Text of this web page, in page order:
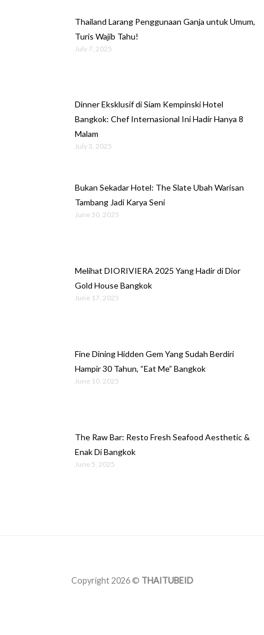
Thailand Larang Penggunaan Ganja untuk Umum,
Turis Wajib Tahu!
July 7, 2025
Dinner Eksklusif di Siam Kempinski Hotel
Bangkok: Chef Internasional Ini Hadir Hanya 8
Malam
July 3, 2025
Bukan Sekadar Hotel: The Slate Ubah Warisan
Tambang Jadi Karya Seni
June 30, 2025
Melihat DIORIVIERA 2025 Yang Hadir di Dior
Gold House Bangkok
June 17, 2025
Fine Dining Hidden Gem Yang Sudah Berdiri
Hampir 30 Tahun, “Eat Me” Bangkok
June 10, 2025
The Raw Bar: Resto Fresh Seafood Aesthetic &
Enak Di Bangkok
June 5, 2025
Copyright 2026 © THAITUBEID